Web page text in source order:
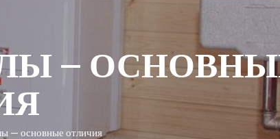
—
— основные отличия